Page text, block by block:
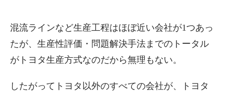
混流ラインなど生産工程はほぼ近い会社が1つあっ
たが、生産性評価・問題解決手法までのトータル
がトヨタ生産方式なのだから無理もない。
したがってトヨタ以外のすべての会社が、トヨタ